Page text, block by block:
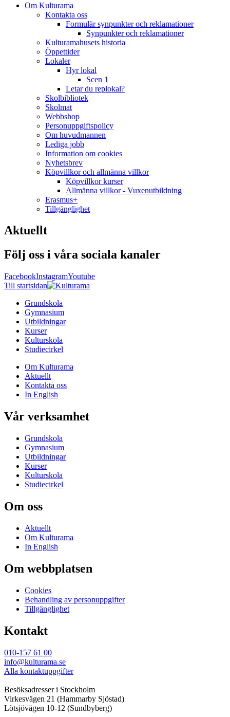
Om Kulturama
Kontakta oss
Formulär synpunkter och reklamationer
Synpunkter och reklamationer
Kulturamahusets historia
Öppettider
Lokaler
Hyr lokal
Scen 1
Letar du replokal?
Skolbibliotek
Skolmat
Webbshop
Personuppgiftspolicy
Om huvudmannen
Lediga jobb
Information om cookies
Nyhetsbrev
Köpvillkor och allmänna villkor
Köpvillkor kurser
Allmänna villkor - Vuxenutbildning
Erasmus+
Tillgänglighet
Aktuellt
Följ oss i våra sociala kanaler
FacebookInstagramYoutube
Till startsidan
Grundskola
Gymnasium
Utbildningar
Kurser
Kulturskola
Studiecirkel
Om Kulturama
Aktuellt
Kontakta oss
In English
Vår verksamhet
Grundskola
Gymnasium
Utbildningar
Kurser
Kulturskola
Studiecirkel
Om oss
Aktuellt
Om Kulturama
In English
Om webbplatsen
Cookies
Behandling av personuppgifter
Tillgänglighet
Kontakt
010-157 61 00
info@kulturama.se
Alla kontaktuppgifter
Besöksadresser i Stockholm
Virkesvägen 21 (Hammarby Sjöstad)
Lötsjövägen 10-12 (Sundbyberg)